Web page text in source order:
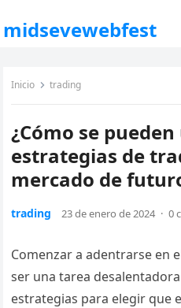
midsevewebfest
Inicio trading
¿Cómo se
estrategias de
mercado de
trading 23 de enero de 2024 · 0
Comenzar a adentrarse en
ser una tarea
estrategias para elegir que